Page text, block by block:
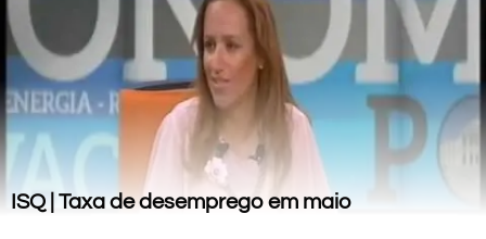
ISQ | Taxa de desemprego em maio